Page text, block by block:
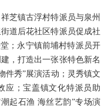
芝镇古浮村特派员与泉州
道后花社区特派员促成社
；永宁镇前埔村特派员开
，打造出一张张特色新名
件秀”展演活动；灵秀镇文
应；宝盖镇文化特派员助
起石渔 海丝艺韵”专场演